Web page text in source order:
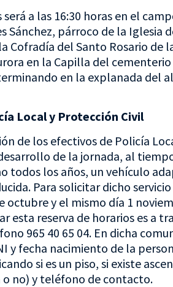
a las 16:30 horas en el
Sánchez, párroco de la Iglesia
Cofradía del Santo Rosario de
en la Capilla del
en la explanada del
Local y Protección Civil
de los efectivos de Policía
de la jornada, al
todos los años, un vehículo
Para solicitar dicho
octubre y el mismo día 1
esta reserva de horarios es a
965 40 65 04. En dicha
y fecha nacimiento de la
si es un piso, si existe
no) y teléfono de contacto.